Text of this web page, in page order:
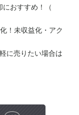
におすすめ！（
！未収益化・アク
に売りたい場合は